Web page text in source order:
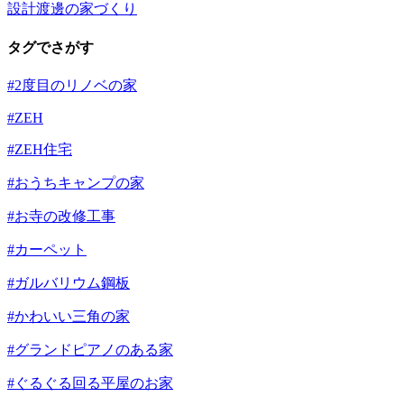
設計渡邊の家づくり
タグでさがす
#2度目のリノベの家
#ZEH
#ZEH住宅
#おうちキャンプの家
#お寺の改修工事
#カーペット
#ガルバリウム鋼板
#かわいい三角の家
#グランドピアノのある家
#ぐるぐる回る平屋のお家